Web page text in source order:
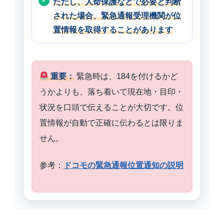
された場合、緊急通報受理機関が位
置情報を取得することがあります
重要： 緊急時は、184を付けるかど
うかよりも、落ち着いて現在地・目印・
状況を口頭で伝えることが大切です。位
置情報が自動で正確に伝わるとは限りま
せん。
参考： ドコモの緊急通報位置通知の説明